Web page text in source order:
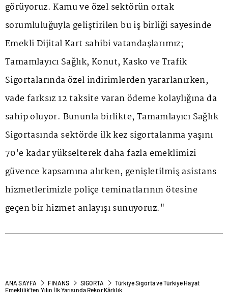
görüyoruz. Kamu ve özel sektörün ortak
sorumluluğuyla geliştirilen bu iş birliği sayesinde
Emekli Dijital Kart sahibi vatandaşlarımız;
Tamamlayıcı Sağlık, Konut, Kasko ve Trafik
Sigortalarında özel indirimlerden yararlanırken,
vade farksız 12 taksite varan ödeme kolaylığına da
sahip oluyor. Bununla birlikte, Tamamlayıcı Sağlık
Sigortasında sektörde ilk kez sigortalanma yaşını
70'e kadar yükselterek daha fazla emeklimizi
güvence kapsamına alırken, genişletilmiş asistans
hizmetlerimizle poliçe teminatlarının ötesine
geçen bir hizmet anlayışı sunuyoruz."
ANA SAYFA FINANS SIGORTA
Türkiye Sigorta ve Türkiye Hayat
Emeklilik’ten Yılın İlk Yarısında Rekor Kârlılık